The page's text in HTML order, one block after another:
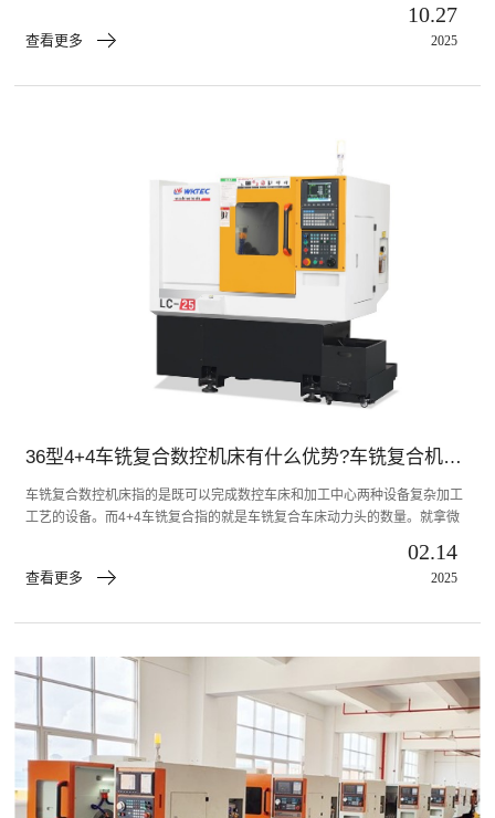
查看更多
10.27
2025
36型4+4车铣复合数控机床有什么优势?车铣复合机床哪家好?
车铣复合数控机床指的是既可以完成数控车床和加工中心两种设备复杂加工
工艺的设备。而4+4车铣复合指的就是车铣复合车床动力头的数量。就拿微
个，那么接下来我们一起来了解一下4+4车铣复合数控机床有什么优势呢?车
铣复合车床哪家好?
查看更多
02.14
2025